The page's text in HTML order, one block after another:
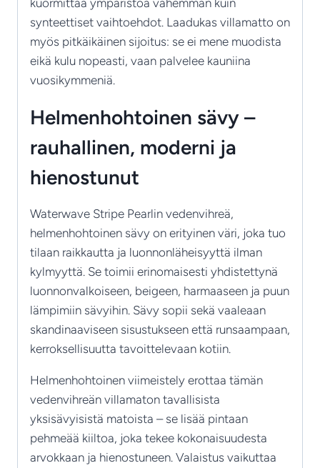
synteettiset vaihtoehdot. Laadukas villamatto on
myös pitkäikäinen sijoitus: se ei mene muodista
eikä kulu nopeasti, vaan palvelee kauniina
vuosikymmeniä.
Helmenhohtoinen sävy –
rauhallinen, moderni ja
hienostunut
Waterwave Stripe Pearlin vedenvihreä,
helmenhohtoinen sävy on erityinen väri, joka tuo
tilaan raikkautta ja luonnonläheisyyttä ilman
kylmyyttä. Se toimii erinomaisesti yhdistettynä
luonnonvalkoiseen, beigeen, harmaaseen ja puun
lämpimiin sävyihin. Sävy sopii sekä vaaleaan
skandinaaviseen sisustukseen että runsaampaan,
kerroksellisuutta tavoittelevaan kotiin.
Helmenhohtoinen viimeistely erottaa tämän
vedenvihreän villamaton tavallisista
yksisävyisistä matoista – se lisää pintaan
pehmeää kiiltoa, joka tekee kokonaisuudesta
arvokkaan ja hienostuneen. Valaistus vaikuttaa